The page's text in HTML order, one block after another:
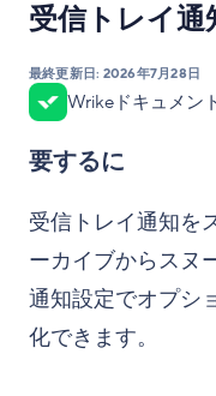
受信トレイ
最終更新日: 2026年7月28日
Wrikeドキュメン
要するに
受信トレイ通知を
ーカイブからスヌ
通知設定でオプシ
化できます。